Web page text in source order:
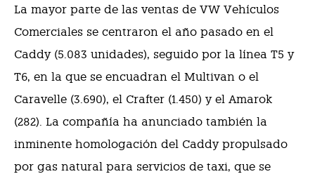
La mayor parte de las ventas de VW Vehículos
Comerciales se centraron el año pasado en el
Caddy (5.083 unidades), seguido por la línea T5 y
T6, en la que se encuadran el Multivan o el
Caravelle (3.690), el Crafter (1.450) y el Amarok
(282). La compañía ha anunciado también la
inminente homologación del Caddy propulsado
por gas natural para servicios de taxi, que se